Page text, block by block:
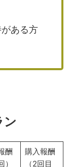
ある方
ン
酬
）
購入報酬
（2回目